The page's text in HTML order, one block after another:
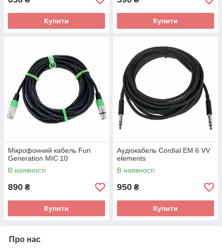
Купити Купити
Мікрофонний кабель Fun
Generation MIC 10
В наявності
890 ₴
Купити
Аудіокабель Cordial EM 6 VV
elements
В наявності
950 ₴
Купити
Про нас